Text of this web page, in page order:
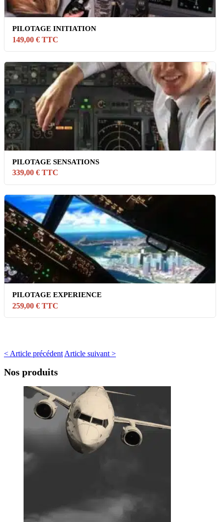
PILOTAGE INITIATION
149,00 € TTC
PILOTAGE SENSATIONS
339,00 € TTC
PILOTAGE EXPERIENCE
259,00 € TTC
< Article précédent Article suivant >
Nos produits